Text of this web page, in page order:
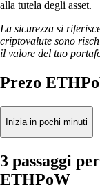
alla tutela degli asset.
La sicurezza si
criptovalute sono
il valore del tuo
Prezo
Inizia in pochi minuti
3 passaggi
ETHPoW